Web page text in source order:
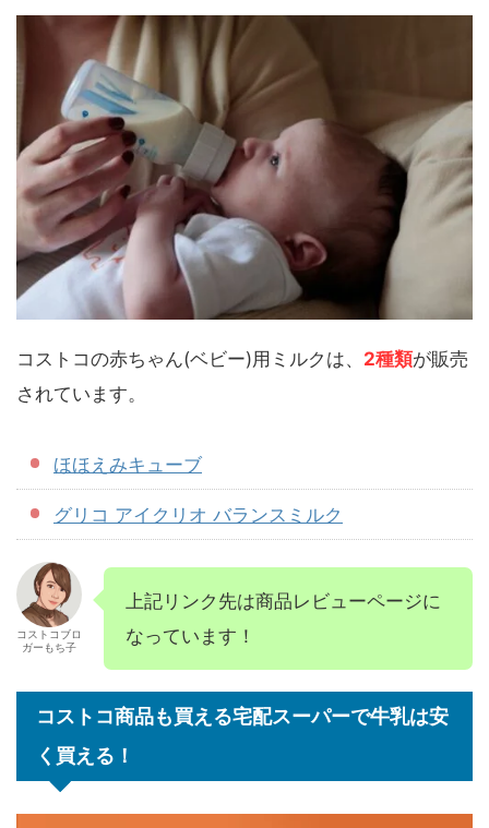
コストコの赤ちゃん(ベビー)用ミルクは、 2種類が販売
されています。
ほほえみキューブ
グリコ アイクリオ バランスミルク
コストコブロ
ガーもち子
上記リンク先は商品レビューページに
なっています！
コストコ商品も買える宅配スーパーで牛乳は安
く買える！